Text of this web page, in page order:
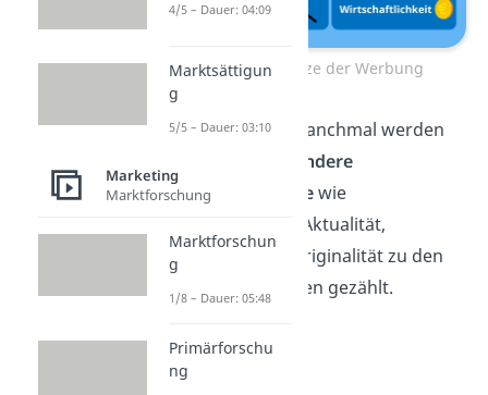
Grundsätze der Werbung
Gut zu wissen:
Manchmal werden
andere
Werbegrundsätzewie
Anschaulichkeit, Aktualität,
Stetigkeit oder Originalität zu den
Werbegrundsätzen gezählt.
4/5 – Dauer: 04:09
Marktsättigun
g
5/5 – Dauer: 03:10
Marketing
Marktforschung
Marktforschun
g
1/8 – Dauer: 05:48
Primärforschu
ng